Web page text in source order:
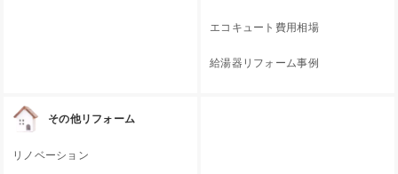
エコキュート費用相場
給湯器リフォーム事例
その他リフォーム
リノベーション